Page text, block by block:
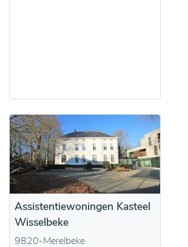
Assistentiewoningen Kasteel
Wisselbeke
9820-Merelbeke